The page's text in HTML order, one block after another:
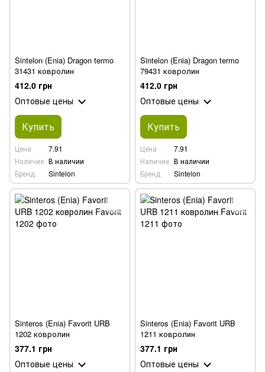
Sintelon (Enia) Dragon termo
31431 ковролин
412.0 грн
Оптовые цены
Купить
Цена
7.91
Наличие В наличии
Бренд
Sintelon
Sintelon (Enia) Dragon termo
79431 ковролин
412.0 грн
Оптовые цены
Купить
Цена
7.91
Наличие В наличии
Бренд
Sintelon
Sinteros (Enia) Favorit URB
1202 ковролин
377.1 грн
Оптовые цены
Sinteros (Enia) Favorit URB
1211 ковролин
377.1 грн
Оптовые цены